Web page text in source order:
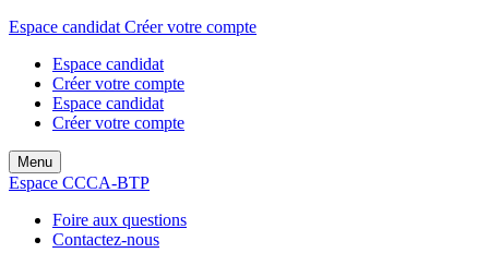
Espace candidat Créer votre compte
Espace candidat
Créer votre compte
Espace candidat
Créer votre compte
Menu
Espace CCCA-BTP
Foire aux questions
Contactez-nous